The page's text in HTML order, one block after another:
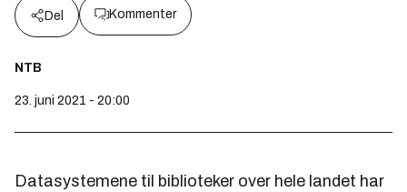
Del Kommenter
NTB
23. juni 2021 - 20:00
Datasystemene til biblioteker over hele landet har